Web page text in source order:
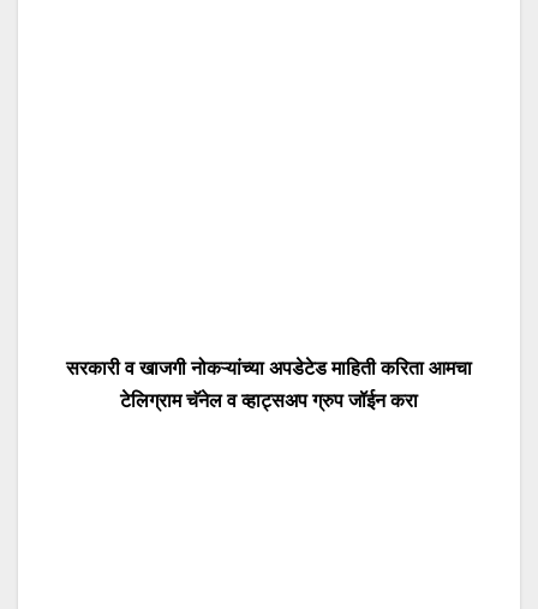
सरकारी व खाजगी नोकऱ्यांच्या अपडेटेड माहिती करिता आमचा
टेलिग्राम चॅनेल व व्हाट्सअप ग्रुप जॉईन करा